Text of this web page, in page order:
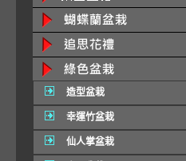
造型盆栽
幸運竹盆栽
仙人掌盆栽